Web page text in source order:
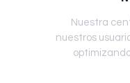
Nuestra
nuestros